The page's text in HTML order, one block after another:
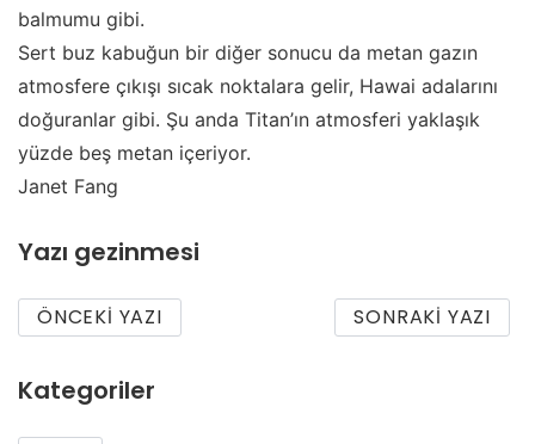
balmumu gibi.
Sert buz kabuğun bir diğer sonucu da metan gazın
atmosfere çıkışı sıcak noktalara gelir, Hawai adalarını
doğuranlar gibi. Şu anda Titan’ın atmosferi yaklaşık
yüzde beş metan içeriyor.
Janet Fang
Yazı gezinmesi
ÖNCEKI YAZI SONRAKI YAZI
Kategoriler